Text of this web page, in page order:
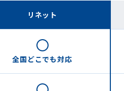
リネット
全国どこでも対応